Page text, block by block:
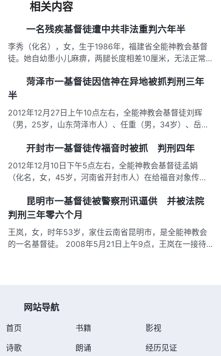
相关内容
一名残疾基督徒遭中共非法重判六年半
李秀（化名），女，生于1986年，福建省全能神教会基督
徒。她自幼患小儿麻痹，两腿长度相差10厘米，无法正常
月2日，李秀因信神被中共抓捕，并因其是教会带领遭重判
六年六个月。 2024年11月2日，李秀在亲戚家被中共警察
菏泽市一基督徒因信神在异地被抓判刑三年
半
2012年12月27日上午10点左右，全能神教会基督徒刘辉
（男，25岁，山东菏泽市人）、任重（男，34岁）、岳鹏
聚会的路上被警察抓捕，一起被抓的还有另外两名接他们的
基督徒（一人侥幸逃脱）。随后，警察将刘辉等五人押至福
建省石狮…
开封市一基督徒传福音时被抓 判刑四年
2012年12月10日下午5点左右，全能神教会基督徒孟娟
（化名，女，45岁，河南省开封市人）在给福音对象传福
警察对其拳打脚踢长达8分钟，孟娟被打得浑身疼痛。随后
八名警察连抬带拽把孟娟扔在一间屋里。下午6点30分，警
昆明市一基督徒被警察刑讯逼供 并被法院
判刑三年零六个月
王岚，女，时年53岁，家住云南省昆明市，是全能神教会
的一名基督徒。 2008年5月21日上午9点，王岚在一接待
网站导航
首页 书籍
影视
诗歌
朗诵
经历见证